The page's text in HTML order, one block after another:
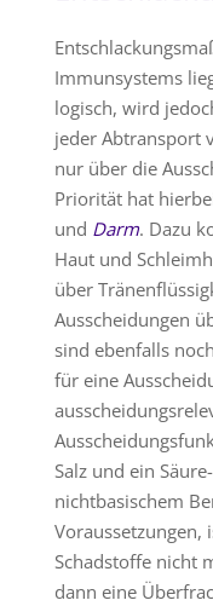
Immunsystems
logisch, wird
jeder Abtransport
nur über die
Priorität hat
und Darm. Dazu
Haut und
über
Ausscheidungen
sind ebenfalls
für eine
Salz und ein
nichtbasischem
Voraussetzungen,
Schadstoffe nicht
dann eine